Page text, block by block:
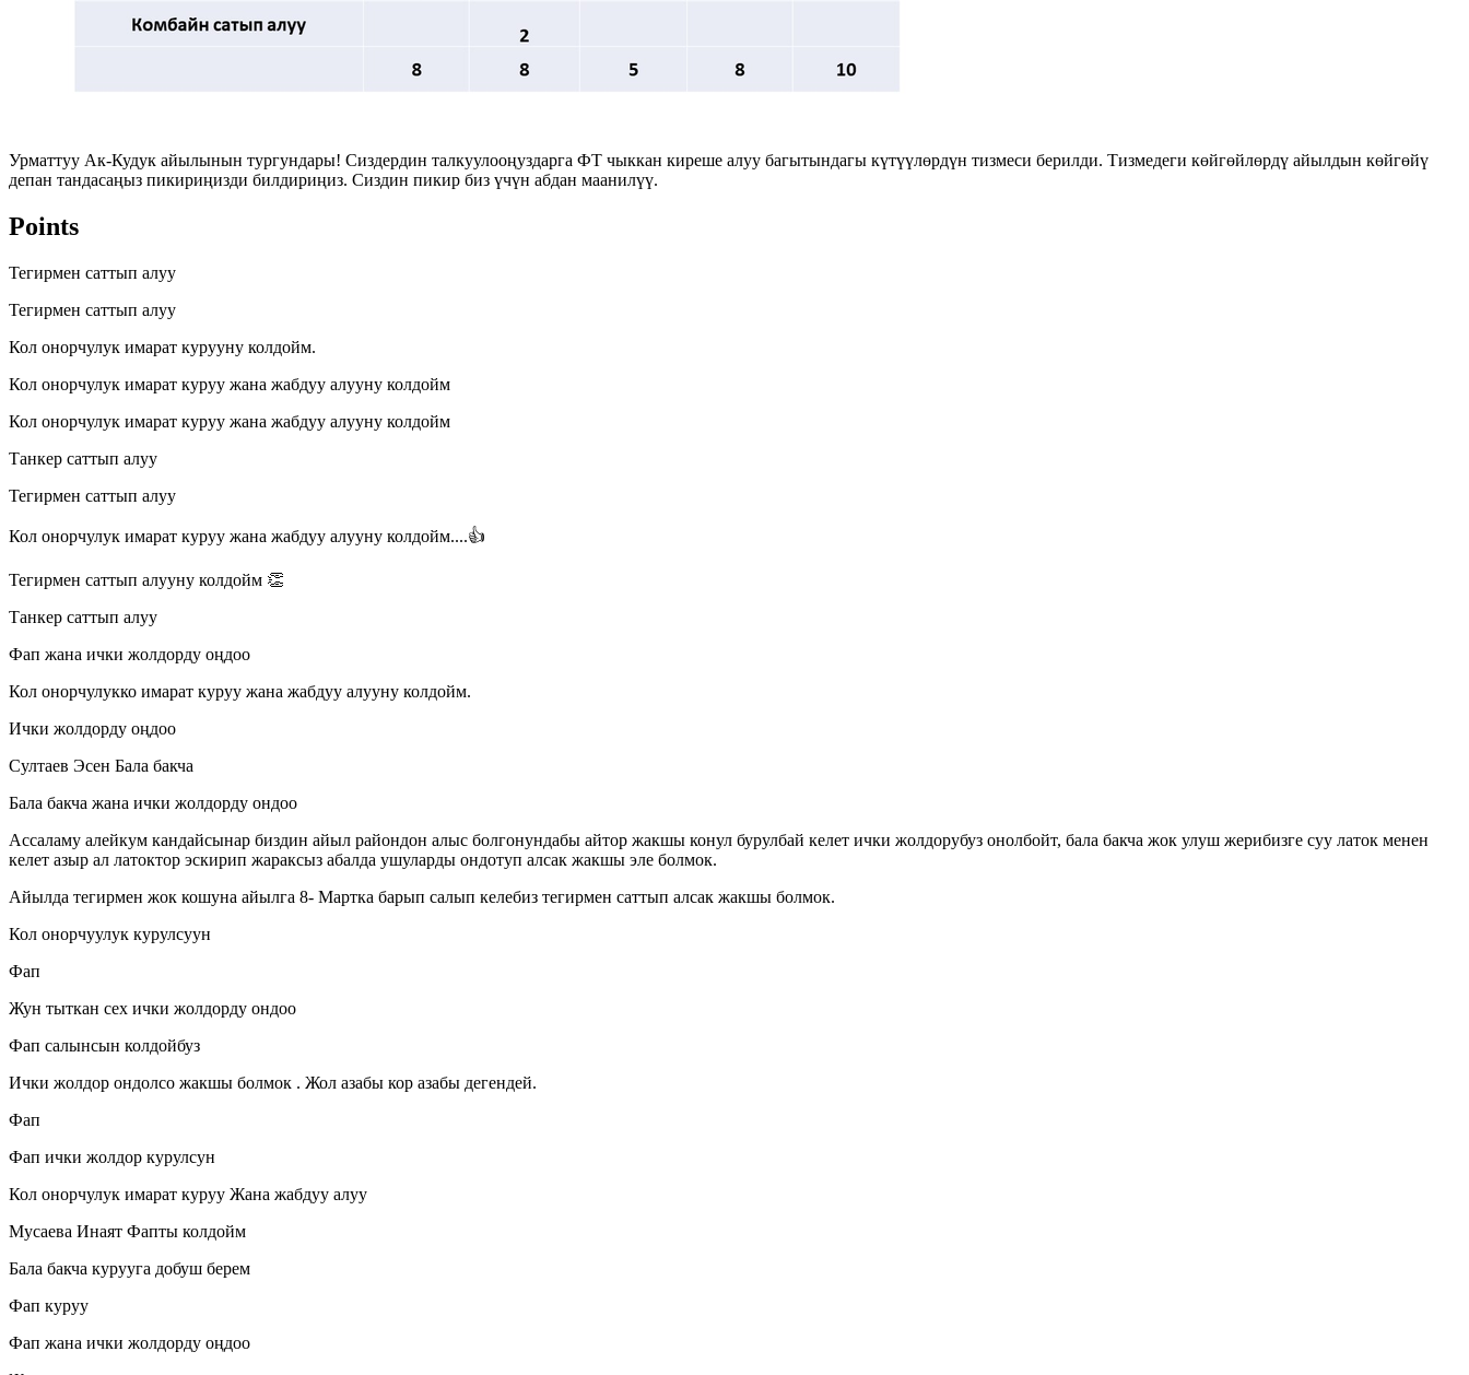
Урматтуу Ак-Кудук айылынын тургундары! Сиздердин талкуулооңуздарга ФТ чыккан киреше алуу багытындагы күтүүлөрдүн тизмеси берилди. Тизмедеги көйгөйлөрдү айылдын көйгөйү
депан тандасаңыз пикириңизди билдириңиз. Сиздин пикир биз үчүн абдан маанилүү.
Points
Тегирмен саттып алуу
Тегирмен саттып алуу
Кол онорчулук имарат курууну колдойм.
Кол онорчулук имарат куруу жана жабдуу алууну колдойм
Кол онорчулук имарат куруу жана жабдуу алууну колдойм
Танкер саттып алуу
Тегирмен саттып алуу
Кол онорчулук имарат куруу жана жабдуу алууну колдойм....👍
Тегирмен саттып алууну колдойм 👏
Танкер саттып алуу
Фап жана ички жолдорду оңдоо
Кол онорчулукко имарат куруу жана жабдуу алууну колдойм.
Ички жолдорду оңдоо
Султаев Эсен Бала бакча
Бала бакча жана ички жолдорду ондоо
Ассаламу алейкум кандайсынар биздин айыл райондон алыс болгонундабы айтор жакшы конул бурулбай келет ички жолдорубуз онолбойт, бала бакча жок улуш жерибизге суу латок менен
келет азыр ал латоктор эскирип жараксыз абалда ушуларды ондотуп алсак жакшы эле болмок.
Айылда тегирмен жок кошуна айылга 8- Мартка барып салып келебиз тегирмен саттып алсак жакшы болмок.
Кол онорчуулук курулсуун
Фап
Жун тыткан сех ички жолдорду ондоо
Фап салынсын колдойбуз
Ички жолдор ондолсо жакшы болмок . Жол азабы кор азабы дегендей.
Фап
Фап ички жолдор курулсун
Кол онорчулук имарат куруу Жана жабдуу алуу
Мусаева Инаят Фапты колдойм
Бала бакча курууга добуш берем
Фап куруу
Фап жана ички жолдорду оңдоо